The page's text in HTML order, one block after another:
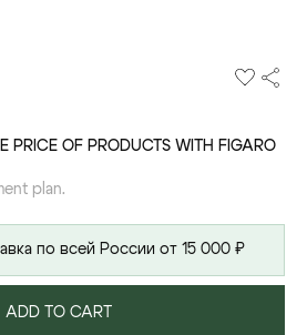
PRICE OF PRODUCTS WITH FIGARO
plan.
по всей России от 15 000 ₽
ADD TO CART